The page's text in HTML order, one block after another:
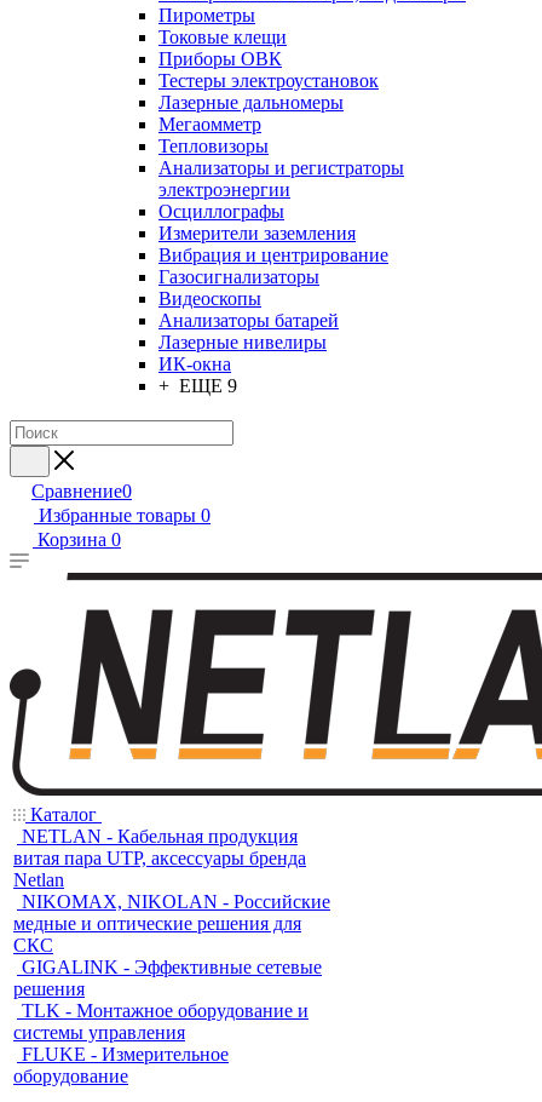
Пирометры
Токовые клещи
Приборы ОВК
Тестеры электроустановок
Лазерные дальномеры
Мегаомметр
Тепловизоры
Анализаторы и регистраторы
электроэнергии
Осциллографы
Измерители заземления
Вибрация и центрирование
Газосигнализаторы
Видеоскопы
Анализаторы батарей
Лазерные нивелиры
ИК-окна
+ ЕЩЕ 9
Сравнение0
Избранные товары 0
Корзина 0
Каталог
NETLAN - Кабельная продукция
витая пара UTP, аксессуары бренда
Netlan
NIKOMAX, NIKOLAN - Российские
медные и оптические решения для
СКС
GIGALINK - Эффективные сетевые
решения
TLK - Монтажное оборудование и
системы управления
FLUKE - Измерительное
оборудование